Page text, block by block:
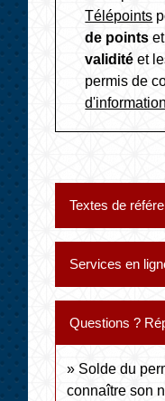
Télépoints
de points
validité et
permis de
Textes de
Services en
Questions ?
Solde du
connaître son